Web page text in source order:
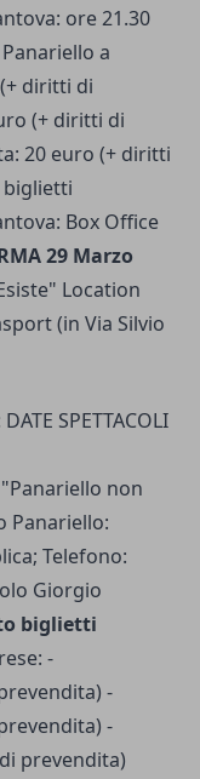
ore 21.30
a
diritti di
(+ diritti di
20 euro (+ diritti
Box Office
29 Marzo
Location
(in Via Silvio
SPETTACOLI
non
Panariello:
Telefono:
Giorgio
biglietti
-
-
-
prevendita)